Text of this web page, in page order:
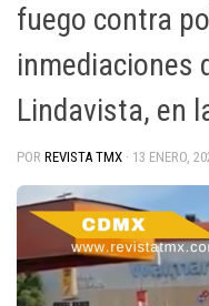
fuego contra
inmediaciones
Lindavista, en
POR REVISTA TMX · 13 ENERO,